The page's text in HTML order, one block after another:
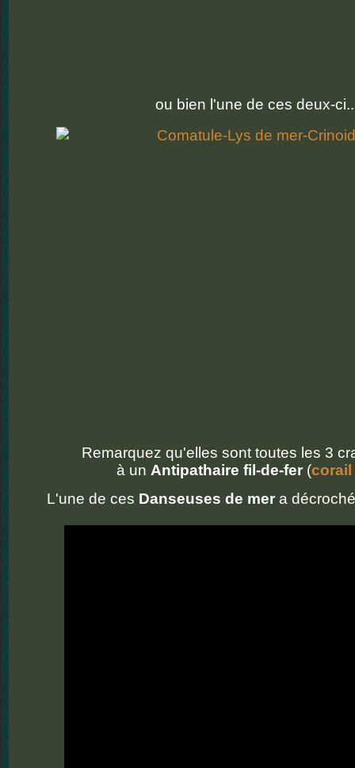
ou bien l'une de ces deux-
Remarquez qu'elles sont toutes les 3
à un Antipathaire fil-de-fer(corail
L'une de ces Danseuses de mer a